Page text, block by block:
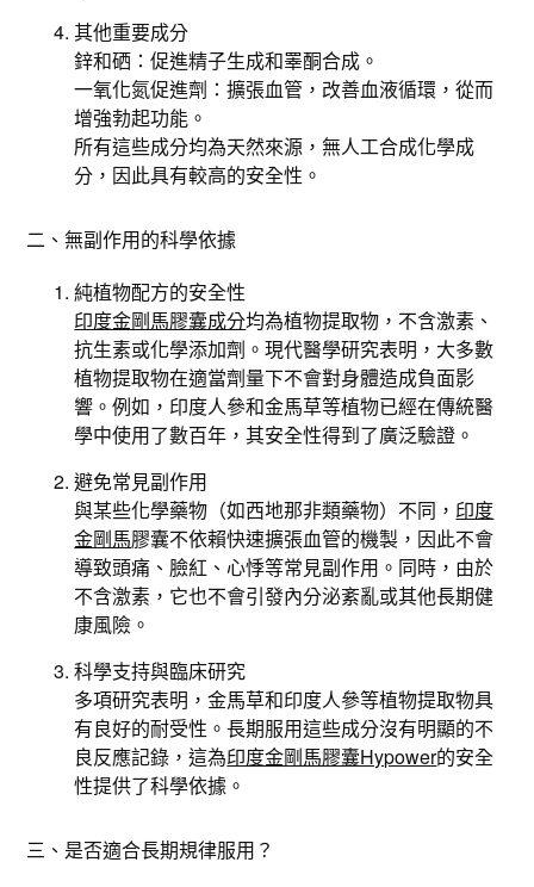
其他重要成分
鋅和硒：促進精子生成和睪酮合成。
一氧化氮促進劑：擴張血管，改善血液循環，從而
增強勃起功能。
所有這些成分均為天然來源，無人工合成化學成
分，因此具有較高的安全性。
二、無副作用的科學依據
純植物配方的安全性
印度金剛馬膠囊成分均為植物提取物，不含激素、
抗生素或化學添加劑。現代醫學研究表明，大多數
植物提取物在適當劑量下不會對身體造成負面影
響。例如，印度人參和金馬草等植物已經在傳統醫
學中使用了數百年，其安全性得到了廣泛驗證。
避免常見副作用
與某些化學藥物（如西地那非類藥物）不同， 印度
金剛馬膠囊不依賴快速擴張血管的機製，因此不會
導致頭痛、臉紅、心悸等常見副作用。同時，由於
不含激素，它也不會引發內分泌紊亂或其他長期健
康風險。
科學支持與臨床研究
多項研究表明，金馬草和印度人參等植物提取物具
有良好的耐受性。長期服用這些成分沒有明顯的不
良反應記錄，這為印度金剛馬膠囊Hypower的安全
性提供了科學依據。
三、是否適合長期規律服用？